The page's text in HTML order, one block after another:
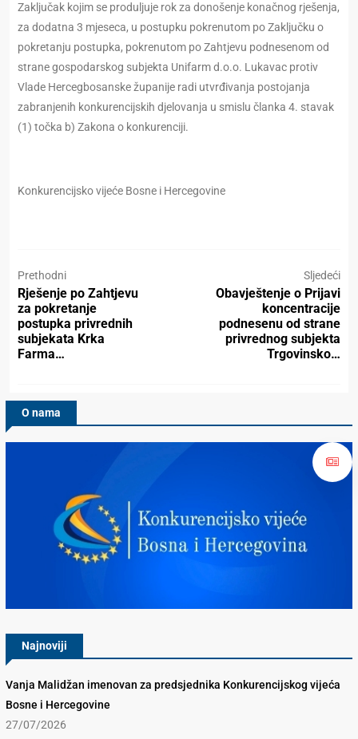
Zaključak kojim se produljuje rok za donošenje konačnog rješenja,
za dodatna 3 mjeseca, u postupku pokrenutom po Zaključku o
pokretanju postupka, pokrenutom po Zahtjevu podnesenom od
strane gospodarskog subjekta Unifarm d.o.o. Lukavac protiv
Vlade Hercegbosanske županije radi utvrđivanja postojanja
zabranjenih konkurencijskih djelovanja u smislu članka 4. stavak
(1) točka b) Zakona o konkurenciji.
Konkurencijsko vijeće Bosne i Hercegovine
Prethodni
Rješenje po Zahtjevu
za pokretanje
postupka privrednih
subjekata Krka
Farma…
Sljedeći
Obavještenje o Prijavi
koncentracije
podnesenu od strane
privrednog subjekta
Trgovinsko…
O nama
Najnoviji
Vanja Malidžan imenovan za predsjednika Konkurencijskog vijeća
Bosne i Hercegovine
27/07/2026